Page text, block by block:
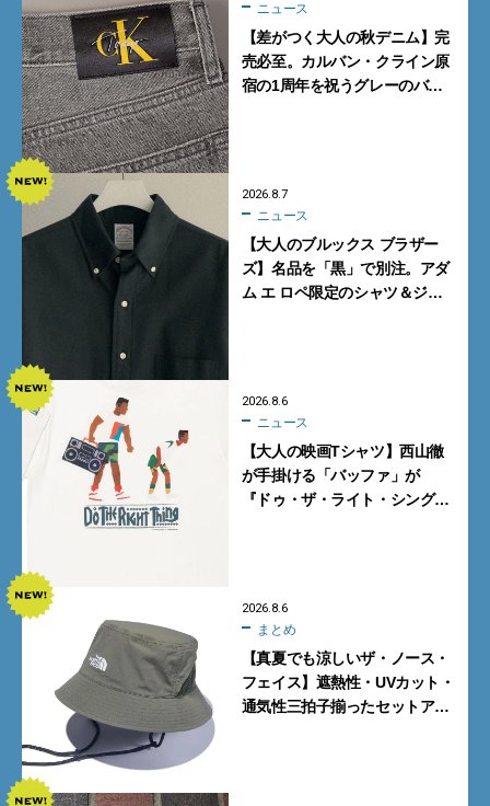
ニュース
【差がつく大人の秋デニム】完
売必至。カルバン・クライン原
宿の1周年を祝うグレーのバ
2026.8.7
ニュース
【大人のブルックス ブラザー
ズ】名品を「黒」で別注。アダ
ム エ ロペ限定のシャツ＆ジャ
2026.8.6
ニュース
【大人の映画Tシャツ】西山徹
が手掛ける「バッファ」が
『ドゥ・ザ・ライト・シング』
2026.8.6
まとめ
【真夏でも涼しいザ・ノース・
フェイス】遮熱性・UVカット・
通気性三拍子揃ったセットアッ